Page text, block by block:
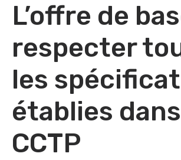
L’offre de
respecter
les
établies
CCTP